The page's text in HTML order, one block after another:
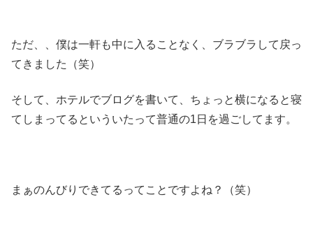
ただ、、僕は一軒も中に入ることなく、ブラブラして戻っ
てきました（笑）
そして、ホテルでブログを書いて、ちょっと横になると寝
てしまってるといういたって普通の1日を過ごしてます。
まぁのんびりできてるってことですよね？（笑）